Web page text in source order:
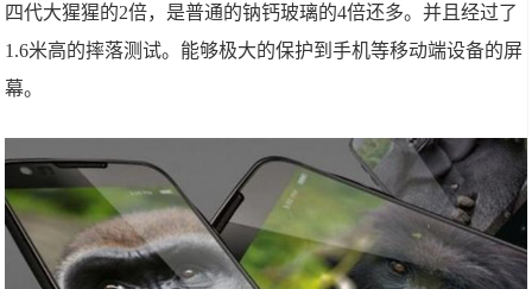
四代大猩猩的2倍，是普通的钠钙玻璃的4倍还多。并且经过了
1.6米高的摔落测试。能够极大的保护到手机等移动端设备的屏
幕。